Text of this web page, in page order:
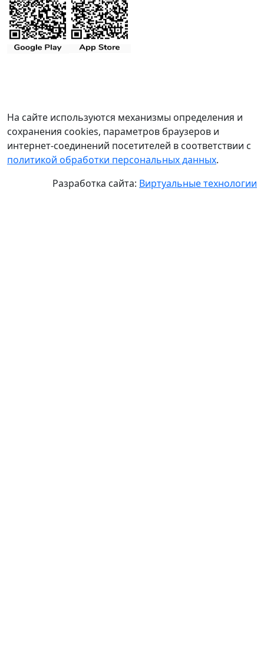
На сайте используются механизмы определения и
сохранения cookies, параметров браузеров и
интернет-соединений посетителей в соответствии с
политикой обработки персональных данных.
Разработка сайта: Виртуальные технологии